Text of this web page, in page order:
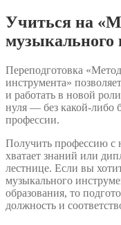
Учиться на
музыкального
Переподготовка
инструмента»
и работать в новой
нуля — без какой-либо
профессии.
Получить профессию с
хватает знаний или
лестнице. Если вы
музыкального
образования, то
должность и